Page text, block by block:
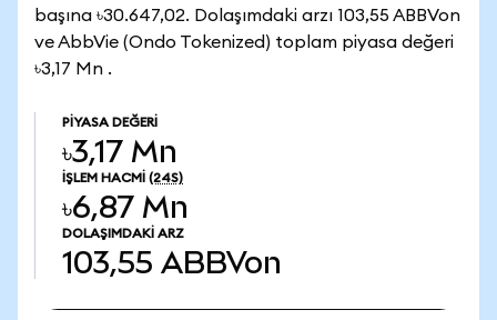
başına ৳30.647,02. Dolaşımdaki arzı 103,55 ABBVon
ve AbbVie (Ondo Tokenized) toplam piyasa değeri
৳3,17 Mn .
PIYASA DEĞERI
৳3,17 Mn
İŞLEM HACMI (24S)
৳6,87 Mn
DOLAŞIMDAKI ARZ
103,55 ABBVon